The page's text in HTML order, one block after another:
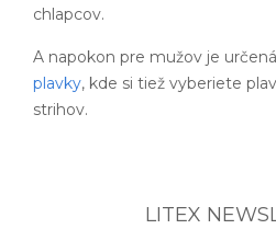
chlapcov.
A napokon pre mužov je
plavky, kde si tiež vyberiete
strihov.
LITEX